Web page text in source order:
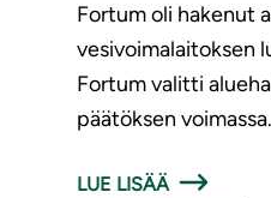
Fortum oli hakenut
vesivoimalaitoksen
Fortum valitti
päätöksen voimassa.
LUE LISÄÄ